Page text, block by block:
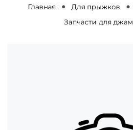
Главная Для прыжков
Запчасти для